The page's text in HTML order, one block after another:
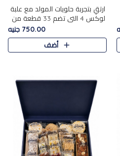
ارتقِ بتجربة حلويات المولد مع علبة
لوكس 4 التي تضم 33 قطعة من
تشكيلة فاخرة ومتنوعة من أشهر
الأصناف الشرقية. تحتوي العلبة على
الجزرية بالفول،..
750.00 جنيه
أضف